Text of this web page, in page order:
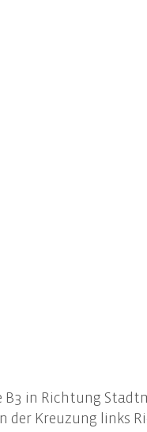
in Richtung
der Kreuzung